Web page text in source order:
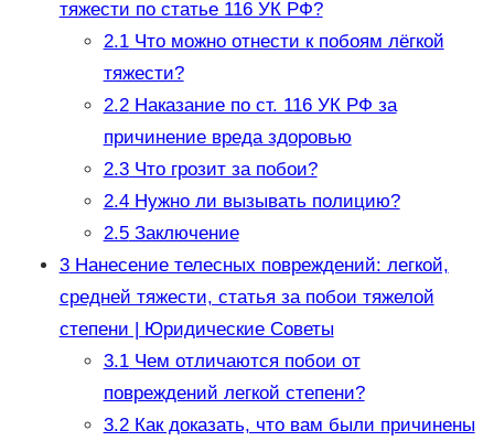
тяжести по статье 116 УК РФ?
2.1Что можно отнести к побоям лёгкой
тяжести?
2.2Наказание по ст. 116 УК РФ за
причинение вреда здоровью
2.3Что грозит за побои?
2.4Нужно ли вызывать полицию?
2.5Заключение
3Нанесение телесных повреждений: легкой,
средней тяжести, статья за побои тяжелой
степени | Юридические Советы
3.1Чем отличаются побои от
повреждений легкой степени?
3.2Как доказать, что вам были причинены